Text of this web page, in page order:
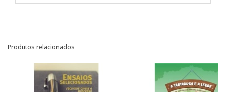
Produtos relacionados